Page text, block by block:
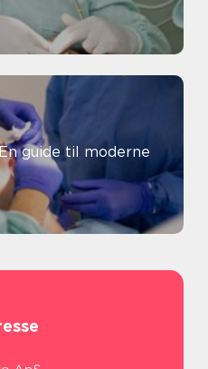
guide til moderne